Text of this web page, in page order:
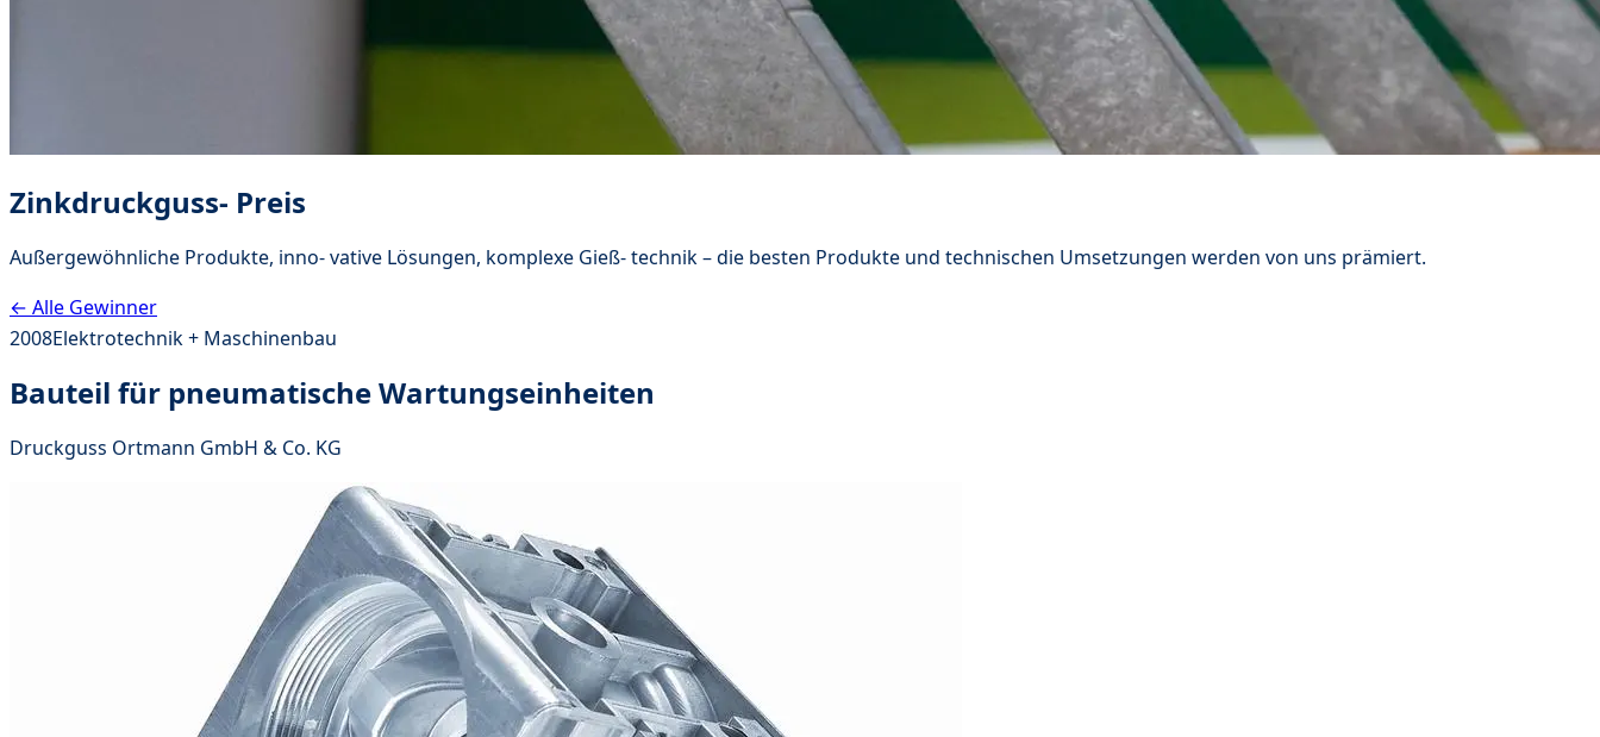
Zinkdruckguss- Preis
Außergewöhnliche Produkte, inno- vative Lösungen, komplexe Gieß- technik – die besten Produkte und technischen Umsetzungen werden von uns prämiert.
← Alle Gewinner
2008Elektrotechnik + Maschinenbau
Bauteil für pneumatische Wartungseinheiten
Druckguss Ortmann GmbH & Co. KG